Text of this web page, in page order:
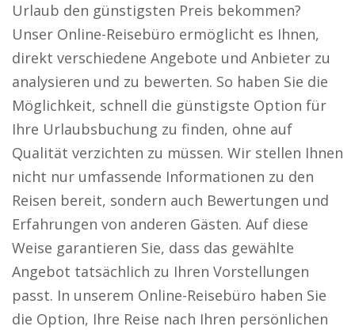
Urlaub den günstigsten Preis bekommen?
Unser Online-Reisebüro ermöglicht es Ihnen,
direkt verschiedene Angebote und Anbieter zu
analysieren und zu bewerten. So haben Sie die
Möglichkeit, schnell die günstigste Option für
Ihre Urlaubsbuchung zu finden, ohne auf
Qualität verzichten zu müssen. Wir stellen Ihnen
nicht nur umfassende Informationen zu den
Reisen bereit, sondern auch Bewertungen und
Erfahrungen von anderen Gästen. Auf diese
Weise garantieren Sie, dass das gewählte
Angebot tatsächlich zu Ihren Vorstellungen
passt. In unserem Online-Reisebüro haben Sie
die Option, Ihre Reise nach Ihren persönlichen